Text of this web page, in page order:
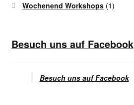
Wochenend Workshops (1)
Besuch uns auf Facebook
Besuch uns auf Facebook